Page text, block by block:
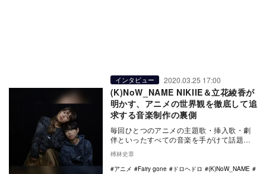
インタビュー 2020.03.25 17:00
(K)NoW_NAME NIKIIE＆立花綾香が
明かす、アニメの世界観を徹底して追
求する音楽制作の裏側
毎回ひとつのアニメの主題歌・挿入歌・劇
伴といったすべての音楽を手がけて話題の
クリエイティブユニット＝(K)NoW_NAME
が、T…
榑林史章
アニメ
Fairy gone ドロヘドロ
(K)NoW_NAME